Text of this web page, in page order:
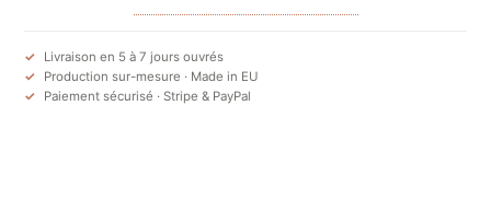
Livraison en 5 à 7 jours ouvrés
Production sur-mesure · Made in EU
Paiement sécurisé · Stripe & PayPal